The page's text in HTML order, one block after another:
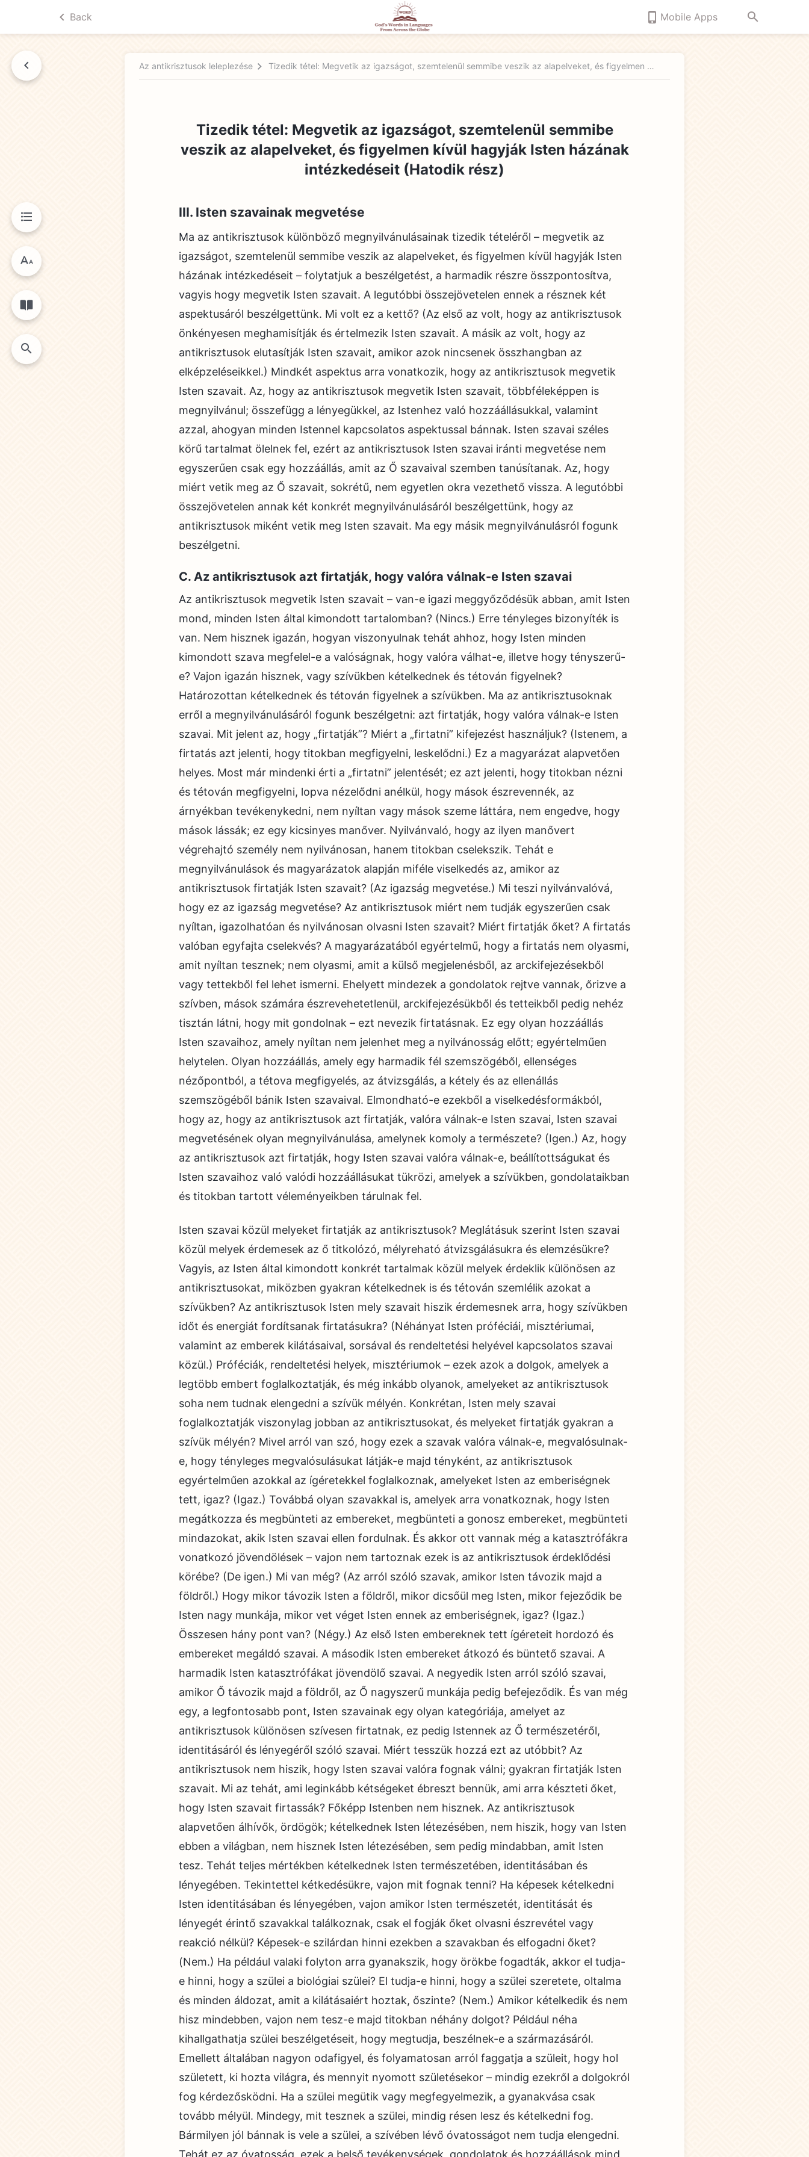
Back Mobile Apps
Az antikrisztusok leleplezése Tizedik tétel: Megvetik az igazságot, szemtelenül semmibe veszik az alapelveket, és figyelmen kívül hagyják Isten házának intézkedéseit (Hatodik rész)
Tizedik tétel: Megvetik az igazságot, szemtelenül semmibe
veszik az alapelveket, és figyelmen kívül hagyják Isten házának
intézkedéseit (Hatodik rész)
III. Isten szavainak megvetése
Ma az antikrisztusok különböző megnyilvánulásainak tizedik tételéről – megvetik az
igazságot, szemtelenül semmibe veszik az alapelveket, és figyelmen kívül hagyják Isten
házának intézkedéseit – folytatjuk a beszélgetést, a harmadik részre összpontosítva,
vagyis hogy megvetik Isten szavait. A legutóbbi összejövetelen ennek a résznek két
aspektusáról beszélgettünk. Mi volt ez a kettő? (Az első az volt, hogy az antikrisztusok
önkényesen meghamisítják és értelmezik Isten szavait. A másik az volt, hogy az
antikrisztusok elutasítják Isten szavait, amikor azok nincsenek összhangban az
elképzeléseikkel.) Mindkét aspektus arra vonatkozik, hogy az antikrisztusok megvetik
Isten szavait. Az, hogy az antikrisztusok megvetik Isten szavait, többféleképpen is
megnyilvánul; összefügg a lényegükkel, az Istenhez való hozzáállásukkal, valamint
azzal, ahogyan minden Istennel kapcsolatos aspektussal bánnak. Isten szavai széles
körű tartalmat ölelnek fel, ezért az antikrisztusok Isten szavai iránti megvetése nem
egyszerűen csak egy hozzáállás, amit az Ő szavaival szemben tanúsítanak. Az, hogy
miért vetik meg az Ő szavait, sokrétű, nem egyetlen okra vezethető vissza. A legutóbbi
összejövetelen annak két konkrét megnyilvánulásáról beszélgettünk, hogy az
antikrisztusok miként vetik meg Isten szavait. Ma egy másik megnyilvánulásról fogunk
beszélgetni.
C. Az antikrisztusok azt firtatják, hogy valóra válnak-e Isten szavai
Az antikrisztusok megvetik Isten szavait – van-e igazi meggyőződésük abban, amit Isten
mond, minden Isten által kimondott tartalomban? (Nincs.) Erre tényleges bizonyíték is
van. Nem hisznek igazán, hogyan viszonyulnak tehát ahhoz, hogy Isten minden
kimondott szava megfelel-e a valóságnak, hogy valóra válhat-e, illetve hogy tényszerű-
e? Vajon igazán hisznek, vagy szívükben kételkednek és tétován figyelnek?
Határozottan kételkednek és tétován figyelnek a szívükben. Ma az antikrisztusoknak
erről a megnyilvánulásáról fogunk beszélgetni: azt firtatják, hogy valóra válnak-e Isten
szavai. Mit jelent az, hogy „firtatják”? Miért a „firtatni” kifejezést használjuk? (Istenem, a
firtatás azt jelenti, hogy titokban megfigyelni, leskelődni.) Ez a magyarázat alapvetően
helyes. Most már mindenki érti a „firtatni” jelentését; ez azt jelenti, hogy titokban nézni
és tétován megfigyelni, lopva nézelődni anélkül, hogy mások észrevennék, az
árnyékban tevékenykedni, nem nyíltan vagy mások szeme láttára, nem engedve, hogy
mások lássák; ez egy kicsinyes manőver. Nyilvánvaló, hogy az ilyen manővert
végrehajtó személy nem nyilvánosan, hanem titokban cselekszik. Tehát e
megnyilvánulások és magyarázatok alapján miféle viselkedés az, amikor az
antikrisztusok firtatják Isten szavait? (Az igazság megvetése.) Mi teszi nyilvánvalóvá,
hogy ez az igazság megvetése? Az antikrisztusok miért nem tudják egyszerűen csak
nyíltan, igazolhatóan és nyilvánosan olvasni Isten szavait? Miért firtatják őket? A firtatás
valóban egyfajta cselekvés? A magyarázatából egyértelmű, hogy a firtatás nem olyasmi,
amit nyíltan tesznek; nem olyasmi, amit a külső megjelenésből, az arckifejezésekből
vagy tettekből fel lehet ismerni. Ehelyett mindezek a gondolatok rejtve vannak, őrizve a
szívben, mások számára észrevehetetlenül, arckifejezésükből és tetteikből pedig nehéz
tisztán látni, hogy mit gondolnak – ezt nevezik firtatásnak. Ez egy olyan hozzáállás
Isten szavaihoz, amely nyíltan nem jelenhet meg a nyilvánosság előtt; egyértelműen
helytelen. Olyan hozzáállás, amely egy harmadik fél szemszögéből, ellenséges
nézőpontból, a tétova megfigyelés, az átvizsgálás, a kétely és az ellenállás
szemszögéből bánik Isten szavaival. Elmondható-e ezekből a viselkedésformákból,
hogy az, hogy az antikrisztusok azt firtatják, valóra válnak-e Isten szavai, Isten szavai
megvetésének olyan megnyilvánulása, amelynek komoly a természete? (Igen.) Az, hogy
az antikrisztusok azt firtatják, hogy Isten szavai valóra válnak-e, beállítottságukat és
Isten szavaihoz való valódi hozzáállásukat tükrözi, amelyek a szívükben, gondolataikban
és titokban tartott véleményeikben tárulnak fel.
Isten szavai közül melyeket firtatják az antikrisztusok? Meglátásuk szerint Isten szavai
közül melyek érdemesek az ő titkolózó, mélyreható átvizsgálásukra és elemzésükre?
Vagyis, az Isten által kimondott konkrét tartalmak közül melyek érdeklik különösen az
antikrisztusokat, miközben gyakran kételkednek is és tétován szemlélik azokat a
szívükben? Az antikrisztusok Isten mely szavait hiszik érdemesnek arra, hogy szívükben
időt és energiát fordítsanak firtatásukra? (Néhányat Isten próféciái, misztériumai,
valamint az emberek kilátásaival, sorsával és rendeltetési helyével kapcsolatos szavai
közül.) Próféciák, rendeltetési helyek, misztériumok – ezek azok a dolgok, amelyek a
legtöbb embert foglalkoztatják, és még inkább olyanok, amelyeket az antikrisztusok
soha nem tudnak elengedni a szívük mélyén. Konkrétan, Isten mely szavai
foglalkoztatják viszonylag jobban az antikrisztusokat, és melyeket firtatják gyakran a
szívük mélyén? Mivel arról van szó, hogy ezek a szavak valóra válnak-e, megvalósulnak-
e, hogy tényleges megvalósulásukat látják-e majd tényként, az antikrisztusok
egyértelműen azokkal az ígéretekkel foglalkoznak, amelyeket Isten az emberiségnek
tett, igaz? (Igaz.) Továbbá olyan szavakkal is, amelyek arra vonatkoznak, hogy Isten
megátkozza és megbünteti az embereket, megbünteti a gonosz embereket, megbünteti
mindazokat, akik Isten szavai ellen fordulnak. És akkor ott vannak még a katasztrófákra
vonatkozó jövendölések – vajon nem tartoznak ezek is az antikrisztusok érdeklődési
körébe? (De igen.) Mi van még? (Az arról szóló szavak, amikor Isten távozik majd a
földről.) Hogy mikor távozik Isten a földről, mikor dicsőül meg Isten, mikor fejeződik be
Isten nagy munkája, mikor vet véget Isten ennek az emberiségnek, igaz? (Igaz.)
Összesen hány pont van? (Négy.) Az első Isten embereknek tett ígéreteit hordozó és
embereket megáldó szavai. A második Isten embereket átkozó és büntető szavai. A
harmadik Isten katasztrófákat jövendölő szavai. A negyedik Isten arról szóló szavai,
amikor Ő távozik majd a földről, az Ő nagyszerű munkája pedig befejeződik. És van még
egy, a legfontosabb pont, Isten szavainak egy olyan kategóriája, amelyet az
antikrisztusok különösen szívesen firtatnak, ez pedig Istennek az Ő természetéről,
identitásáról és lényegéről szóló szavai. Miért tesszük hozzá ezt az utóbbit? Az
antikrisztusok nem hiszik, hogy Isten szavai valóra fognak válni; gyakran firtatják Isten
szavait. Mi az tehát, ami leginkább kétségeket ébreszt bennük, ami arra készteti őket,
hogy Isten szavait firtassák? Főképp Istenben nem hisznek. Az antikrisztusok
alapvetően álhívők, ördögök; kételkednek Isten létezésében, nem hiszik, hogy van Isten
ebben a világban, nem hisznek Isten létezésében, sem pedig mindabban, amit Isten
tesz. Tehát teljes mértékben kételkednek Isten természetében, identitásában és
lényegében. Tekintettel kétkedésükre, vajon mit fognak tenni? Ha képesek kételkedni
Isten identitásában és lényegében, vajon amikor Isten természetét, identitását és
lényegét érintő szavakkal találkoznak, csak el fogják őket olvasni észrevétel vagy
reakció nélkül? Képesek-e szilárdan hinni ezekben a szavakban és elfogadni őket?
(Nem.) Ha például valaki folyton arra gyanakszik, hogy örökbe fogadták, akkor el tudja-
e hinni, hogy a szülei a biológiai szülei? El tudja-e hinni, hogy a szülei szeretete, oltalma
és minden áldozat, amit a kilátásaiért hoztak, őszinte? (Nem.) Amikor kételkedik és nem
hisz mindebben, vajon nem tesz-e majd titokban néhány dolgot? Például néha
kihallgathatja szülei beszélgetéseit, hogy megtudja, beszélnek-e a származásáról.
Emellett általában nagyon odafigyel, és folyamatosan arról faggatja a szüleit, hogy hol
született, ki hozta világra, és mennyit nyomott születésekor – mindig ezekről a dolgokról
fog kérdezősködni. Ha a szülei megütik vagy megfegyelmezik, a gyanakvása csak
tovább mélyül. Mindegy, mit tesznek a szülei, mindig résen lesz és kételkedni fog.
Bármilyen jól bánnak is vele a szülei, a szívében lévő óvatosságot nem tudja elengedni.
Tehát ez az óvatosság, ezek a belső tevékenységek, gondolatok és hozzáállások mind